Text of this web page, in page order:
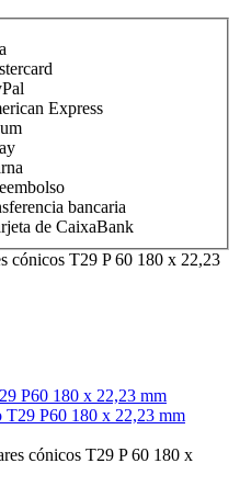
cónicos T29 P 60 180 x 22,23
T29 P60 180 x 22,23 mm
cónicos T29 P 60 180 x